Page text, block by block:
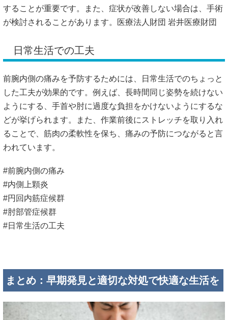
することが重要です。
また、症状が改善しない場合は、手術
が検討されることがあります。
医療法人財団 岩井医療財団
日常生活での工夫
前腕内側の痛みを予防するためには、日常生活でのちょっと
した工夫が効果的です。 例えば、長時間同じ姿勢を続けない
ようにする、手首や肘に過度な負担をかけないようにするな
どが挙げられます。
また、作業前後にストレッチを取り入れ
ることで、筋肉の柔軟性を保ち、痛みの予防につながると言
われています。
#前腕内側の痛み
#内側上顆炎
#円回内筋症候群
#肘部管症候群
#日常生活の工夫
まとめ：早期発見と適切な対処で快適な生活を